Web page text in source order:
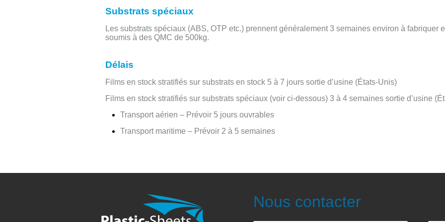
Substrats spéciaux
Les substrats spéciaux (ABS, OTP etc.) prennent généralement 3 semaines environ à fabriquer
soumis à des QMC de 500kg.
Délais
Films en stock stratifiés sur substrats en stock 5 à 7 jours sortie d’usine (États-Unis)
Films en stock stratifiés sur substrats spéciaux (voir ci-dessous) 3 à 4 semaines sortie d’usine
Transport aérien – Prévoir 5 jours ouvrables
Transport maritime – Prévoir 2 à 5 semaines
Nous contacter